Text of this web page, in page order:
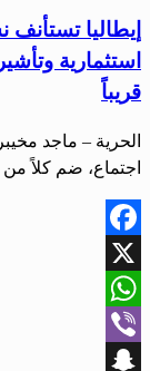
إيطاليا
استثمارية
قريباً
الحرية – ماجد
اجتماع، ضم كلاً
Facebook
X
WhatsApp
Viber